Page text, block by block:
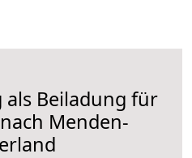
Beiladung für
Menden-